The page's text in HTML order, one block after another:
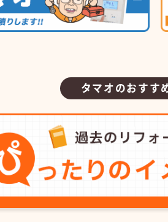
タマオのおすす